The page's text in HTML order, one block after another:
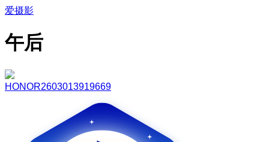
爱摄影
午后
HONOR2603013919669